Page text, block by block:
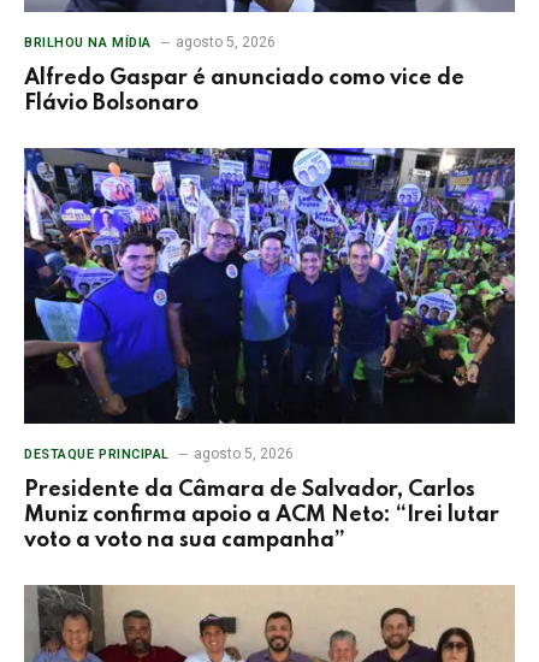
BRILHOU NA MÍDIA agosto 5, 2026
Alfredo Gaspar é anunciado como vice de
Flávio Bolsonaro
DESTAQUE PRINCIPAL agosto 5, 2026
Presidente da Câmara de Salvador, Carlos
Muniz confirma apoio a ACM Neto: “Irei lutar
voto a voto na sua campanha”